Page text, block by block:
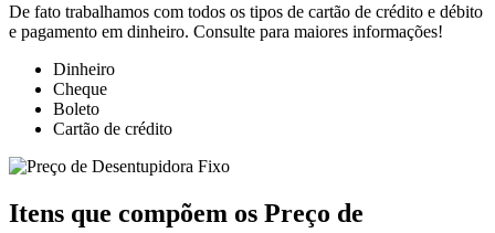
De fato trabalhamos com todos os tipos de cartão de crédito e débito
e pagamento em dinheiro. Consulte para maiores informações!
Dinheiro
Cheque
Boleto
Cartão de crédito
Itens que compõem os Preço de